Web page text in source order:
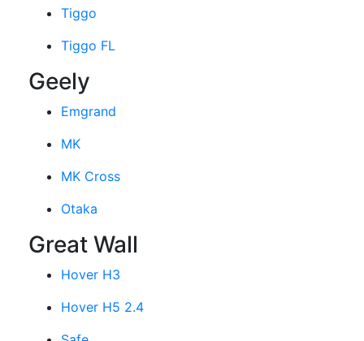
Tiggo
Tiggo FL
Geely
Emgrand
MK
MK Cross
Otaka
Great Wall
Hover H3
Hover H5 2.4